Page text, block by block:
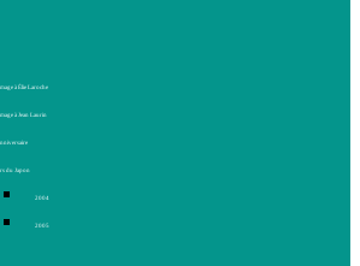
à Élie Laroche
à Jean Laurin
du Japon
2004
2005